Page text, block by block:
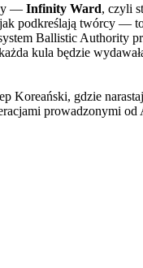
— Infinity Ward, czyli
podkreślają twórcy —
Ballistic Authority
kula będzie
Koreański, gdzie
prowadzonymi